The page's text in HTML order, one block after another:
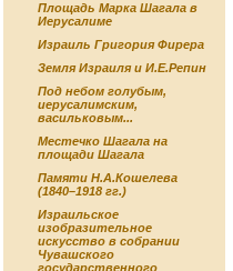
Площадь Марка Шагала в
Иерусалиме
Израиль Григория Фирера
Земля Израиля и И.Е.Репин
Под небом голубым,
иерусалимским,
васильковым...
Местечко Шагала на
площади Шагала
Памяти Н.А.Кошелева
(1840–1918 гг.)
Израильское
изобразительное
искусство в собрании
Чувашского
государственного